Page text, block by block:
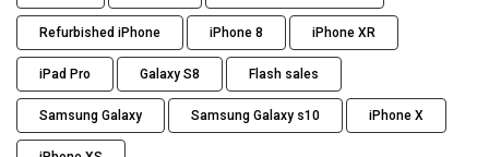
Refurbished iPhone iPhone 8 iPhone XR
iPad Pro Galaxy S8 Flash sales
Samsung Galaxy Samsung Galaxy s10 iPhone X